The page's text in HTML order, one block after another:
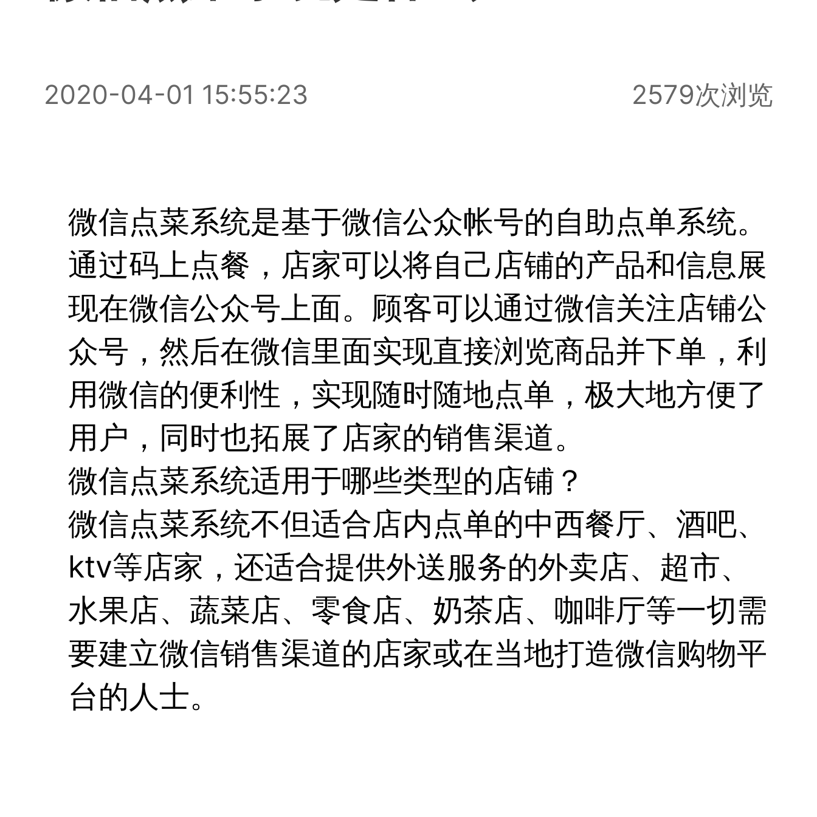
2020-04-01 15:55:23 2579次浏览
微信点菜系统是基于微信公众帐号的自助点单系统。
通过码上点餐，店家可以将自己店铺的产品和信息展
现在微信公众号上面。顾客可以通过微信关注店铺公
众号，然后在微信里面实现直接浏览商品并下单，利
用微信的便利性，实现随时随地点单，极大地方便了
用户，同时也拓展了店家的销售渠道。
微信点菜系统适用于哪些类型的店铺？
微信点菜系统不但适合店内点单的中西餐厅、酒吧、
ktv等店家，还适合提供外送服务的外卖店、超市、
水果店、蔬菜店、零食店、奶茶店、咖啡厅等一切需
要建立微信销售渠道的店家或在当地打造微信购物平
台的人士。